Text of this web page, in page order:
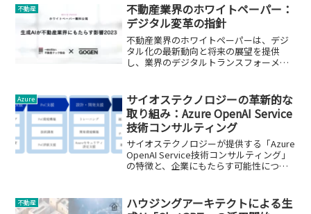
不動産
不動産業界のホワイトペーパー：
デジタル変革の指針
不動産業界のホワイトペーパーは、デジ
タル化の最新動向と将来の展望を提供
し、業界のデジタルトランスフォーメー
Azure
サイオステクノロジーの革新的な
取り組み：Azure OpenAI Service
技術コンサルティング
サイオステクノロジーが提供する「Azure
OpenAI Service技術コンサルティング」
の特徴と、企業にもたらす可能性につい
不動産
ハウジングアーキテクトによる生